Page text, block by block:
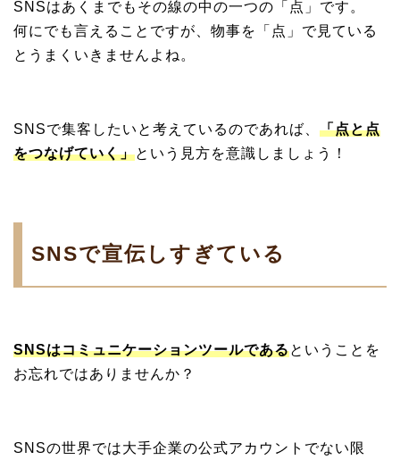
SNSはあくまでもその線の中の一つの「点」です。
何にでも言えることですが、物事を「点」で見ている
とうまくいきませんよね。
SNSで集客したいと考えているのであれば、 「点と点
をつなげていく」という見方を意識しましょう！
SNSで宣伝しすぎている
SNSはコミュニケーションツールであるということを
お忘れではありませんか？
SNSの世界では大手企業の公式アカウントでない限